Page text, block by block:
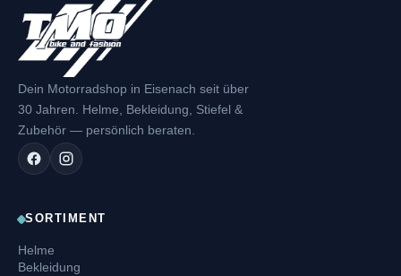
Dein Motorradshop in Eisenach seit über
30 Jahren. Helme, Bekleidung, Stiefel &
Zubehör — persönlich beraten.
SORTIMENT
Helme
Bekleidung